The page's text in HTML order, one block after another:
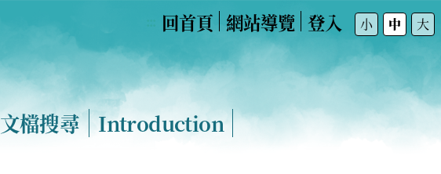
回首頁 網站導覽 登入 小 中 大
文檔搜尋 Introduction